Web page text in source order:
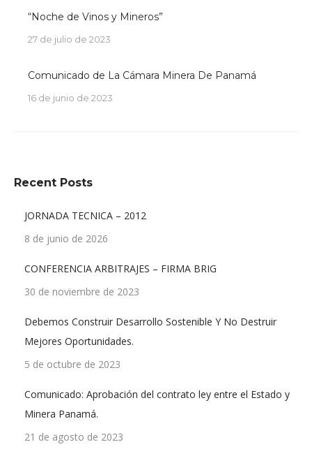
“Noche de Vinos y Mineros”
27 de julio de 2023
Comunicado de La Cámara Minera De Panamá
16 de junio de 2023
Recent Posts
JORNADA TECNICA – 2012
8 de junio de 2026
CONFERENCIA ARBITRAJES – FIRMA BRIG
30 de noviembre de 2023
Debemos Construir Desarrollo Sostenible Y No Destruir
Mejores Oportunidades.
5 de octubre de 2023
Comunicado: Aprobación del contrato ley entre el Estado y
Minera Panamá.
21 de agosto de 2023